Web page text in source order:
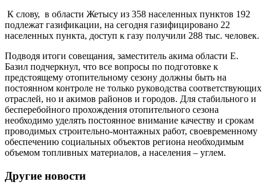
К слову, в области Жетысу из 358 населенных пунктов 192
подлежат газификации, на сегодня газифицировано 22
населенных пункта, доступ к газу получили 288 тыс. человек.
Подводя итоги совещания, заместитель акима области Е.
Базил подчеркнул, что все вопросы по подготовке к
предстоящему отопительному сезону должны быть на
постоянном контроле не только руководства соответствующих
отраслей, но и акимов районов и городов. Для стабильного и
бесперебойного прохождения отопительного сезона
необходимо уделять постоянное внимание качеству и срокам
проводимых строительно-монтажных работ, своевременному
обеспечению социальных объектов региона необходимым
объемом топливных материалов, а населения – углем.
Другие новости